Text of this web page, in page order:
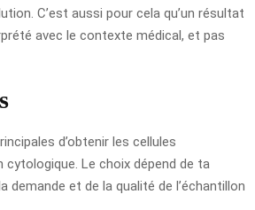
C’est aussi pour cela qu’un résultat
avec le contexte médical, et pas
d’obtenir les cellules
cytologique. Le choix dépend de ta
demande et de la qualité de l’échantillon